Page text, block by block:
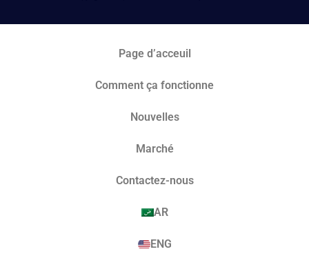
Page d’acceuil
Comment ça fonctionne
Nouvelles
Marché​
Contactez-nous
AR
ENG